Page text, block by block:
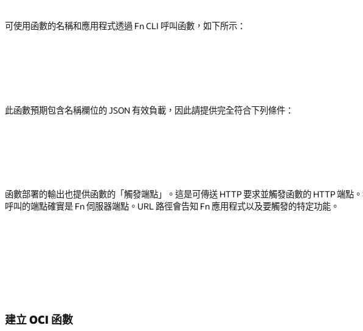
可使用函數的名稱和應用程式透過 Fn CLI 呼叫函數，如下所示：
此函數預期包含名稱欄位的 JSON 有效負載，因此請提供完全符合下列條件：
函數部署的輸出也提供函數的「觸發端點」。這是可傳送 HTTP 要求並觸發函數的 HTTP 端點
呼叫的端點確實是 Fn 伺服器端點。URL 路徑會告知 Fn 應用程式以及要觸發的特定功能。
建立 OCI 函數